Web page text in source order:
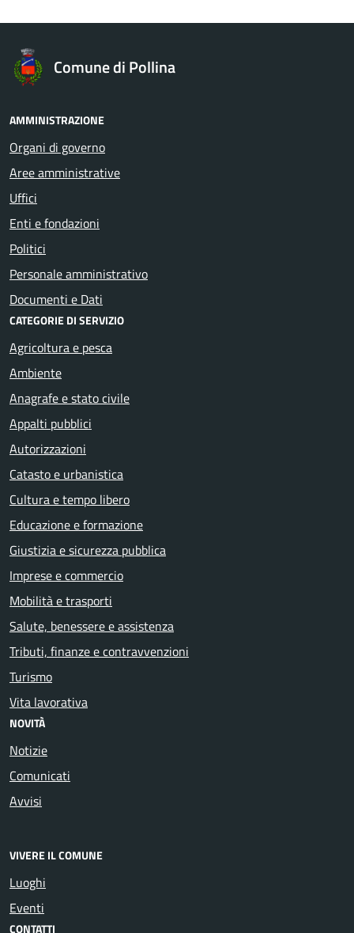
Comune di Pollina
AMMINISTRAZIONE
Organi di governo
Aree amministrative
Uffici
Enti e fondazioni
Politici
Personale amministrativo
Documenti e Dati
CATEGORIE DI SERVIZIO
Agricoltura e pesca
Ambiente
Anagrafe e stato civile
Appalti pubblici
Autorizzazioni
Catasto e urbanistica
Cultura e tempo libero
Educazione e formazione
Giustizia e sicurezza pubblica
Imprese e commercio
Mobilità e trasporti
Salute, benessere e assistenza
Tributi, finanze e contravvenzioni
Turismo
Vita lavorativa
NOVITÀ
Notizie
Comunicati
Avvisi
VIVERE IL COMUNE
Luoghi
Eventi
CONTATTI